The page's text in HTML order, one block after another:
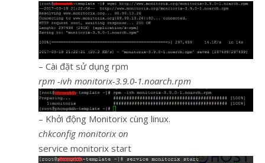
– Cài đặt sử dụng rpm
rpm -ivh monitorix-3.9.0-1.noarch.rpm
– Khởi động Monitorix cùng linux.
chkconfig monitorix on
service monitorix start